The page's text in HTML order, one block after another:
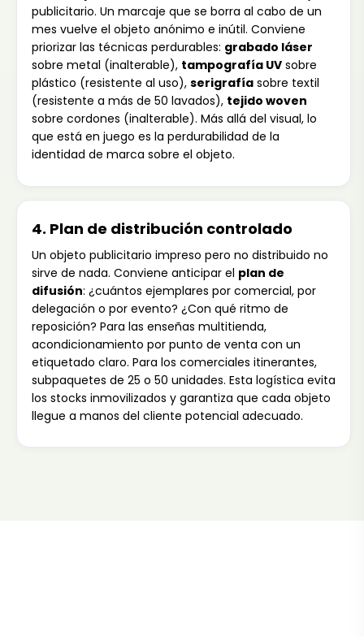
publicitario. Un marcaje que se borra al cabo de un
mes vuelve el objeto anónimo e inútil. Conviene
priorizar las técnicas perdurables: grabado láser
sobre metal (inalterable), tampografía UV sobre
plástico (resistente al uso), serigrafía sobre textil
(resistente a más de 50 lavados), tejido woven
sobre cordones (inalterable). Más allá del visual, lo
que está en juego es la perdurabilidad de la
identidad de marca sobre el objeto.
4. Plan de distribución controlado
Un objeto publicitario impreso pero no distribuido no
sirve de nada. Conviene anticipar el plan de
difusión: ¿cuántos ejemplares por comercial, por
delegación o por evento? ¿Con qué ritmo de
reposición? Para las enseñas multitienda,
acondicionamiento por punto de venta con un
etiquetado claro. Para los comerciales itinerantes,
subpaquetes de 25 o 50 unidades. Esta logística evita
los stocks inmovilizados y garantiza que cada objeto
llegue a manos del cliente potencial adecuado.